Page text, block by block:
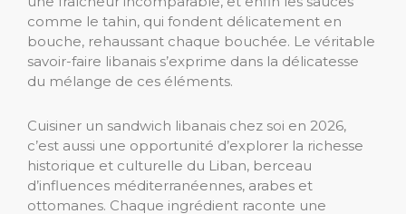
comme le tahin, qui fondent délicatement en
bouche, rehaussant chaque bouchée. Le véritable
savoir-faire libanais s’exprime dans la délicatesse
du mélange de ces éléments.
Cuisiner un sandwich libanais chez soi en 2026,
c’est aussi une opportunité d’explorer la richesse
historique et culturelle du Liban, berceau
d’influences méditerranéennes, arabes et
ottomanes. Chaque ingrédient raconte une